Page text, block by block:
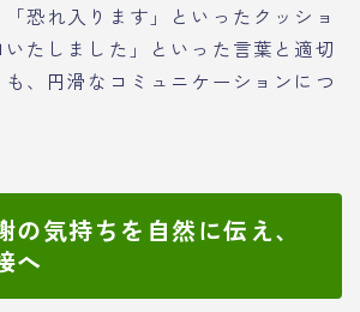
恐れ入ります」といったクッショ
たしました」といった言葉と適切
、円滑なコミュニケーションにつ
の気持ちを自然に伝え、
へ